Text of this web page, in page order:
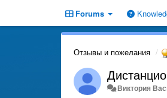
Forums
Отзывы и пожелания
Виктория